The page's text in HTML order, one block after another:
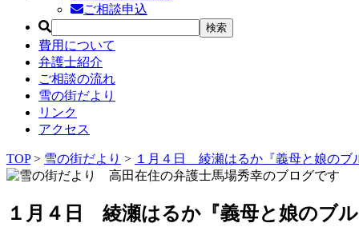
ご相談申込
費用について
弁護士紹介
ご相談の流れ
雪の街だより
リンク
アクセス
TOP> 雪の街だより > １月４日 綾瀬はるか『義母と娘のブ
１月４日 綾瀬はるか『義母と娘のブ